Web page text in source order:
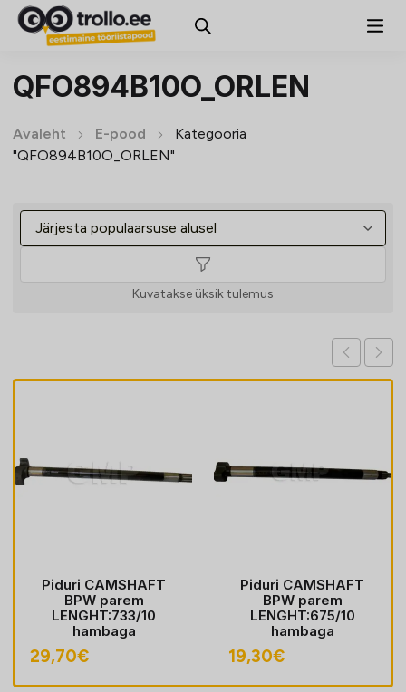
QFO894B10O_ORLEN
Avaleht E-pood
Kategooria
"QFO894B10O_ORLEN"
Kuvatakse üksik tulemus
Piduri CAMSHAFT
BPW parem
LENGHT:733/10
hambaga
29,70€
Piduri CAMSHAFT
BPW parem
LENGHT:675/10
hambaga
19,30€